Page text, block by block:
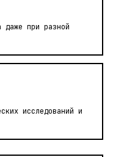
даже при разной
исследований и